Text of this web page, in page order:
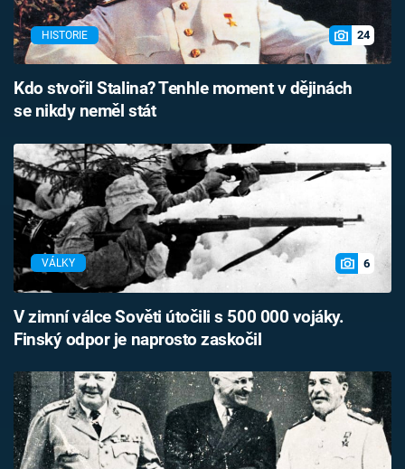
HISTORIE 24
Kdo stvořil Stalina? Tenhle moment v dějinách
se nikdy neměl stát
VÁLKY 6
V zimní válce Sověti útočili s 500 000 vojáky.
Finský odpor je naprosto zaskočil